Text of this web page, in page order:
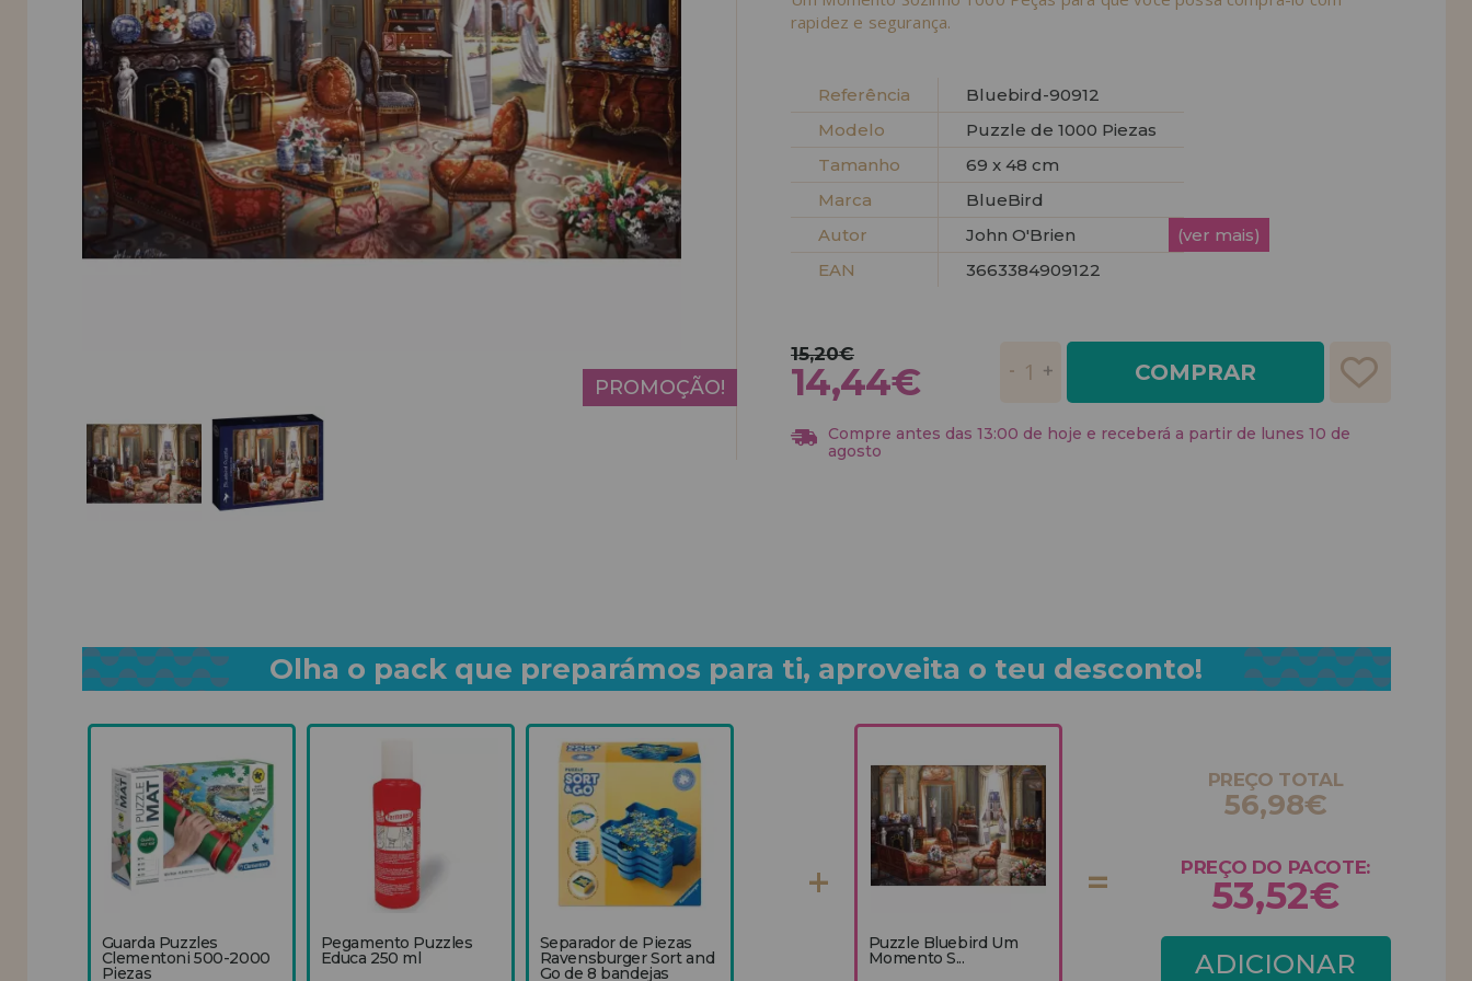
LIQUIDAÇÕES
EM FORMAÇÃO
info@casadopuzzle.pt
rapidez e segurança.
Referência
Bluebird-90912
Modelo
Puzzle de 1000 Piezas
Tamanho
69 x 48 cm
Marca
BlueBird
Autor
John O'Brien
(ver mais)
EAN
3663384909122
PROMOÇÃO!
15,20€
14,44€ COMPRAR
Compre antes das 13:00 de hoje e receberá a partir de lunes 10 de
agosto
Olha o pack que preparámos para ti, aproveita o teu desconto!
Guarda Puzzles
Clementoni 500-2000
Piezas
Pegamento Puzzles
Educa 250 ml
Separador de Piezas
Ravensburger Sort and
Go de 8 bandejas
Puzzle Bluebird Um
Momento S...
PREÇO TOTAL
56,98€
PREÇO DO PACOTE:
53,52€
ADICIONAR